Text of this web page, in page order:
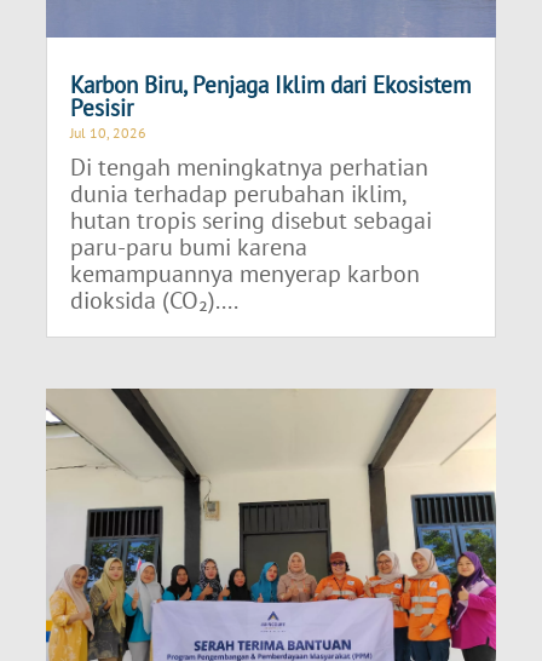
Karbon Biru, Penjaga Iklim dari Ekosistem
Pesisir
Jul 10, 2026
Di tengah meningkatnya perhatian
dunia terhadap perubahan iklim,
hutan tropis sering disebut sebagai
paru-paru bumi karena
kemampuannya menyerap karbon
dioksida (CO₂)....